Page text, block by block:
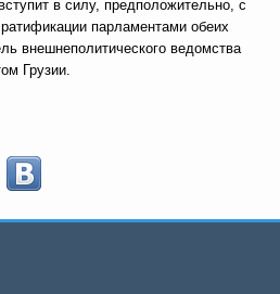
в силу, предположительно, с
парламентами обеих
внешнеполитического ведомства
Грузии.